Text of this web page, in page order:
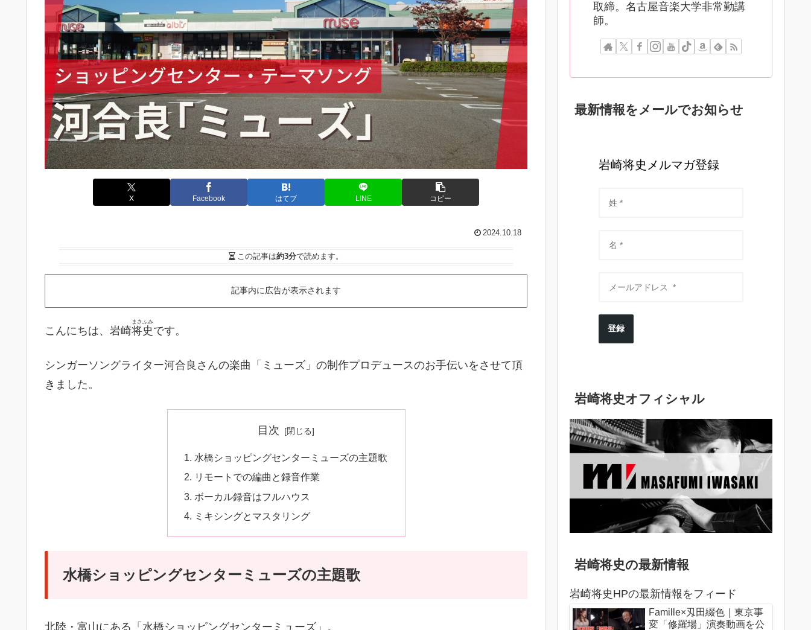
X Facebook はてブ LINE コピー
2024.10.18
この記事は約3分で読めます。
記事内に広告が表示されます
こんにちは、岩崎将史
まさふみ
です。
シンガーソングライター河合良さんの楽曲「ミューズ」の制作プロデュースのお手伝いをさせて頂
きました。
目次
水橋ショッピングセンターミューズの主題歌
リモートでの編曲と録音作業
ボーカル録音はフルハウス
ミキシングとマスタリング
水橋ショッピングセンターミューズの主題歌
北陸・富山にある「水橋ショッピングセンターミューズ」。
取締。名古屋音楽大学非常勤講
師。
最新情報をメールでお知らせ
岩崎将史メルマガ登録
登録
岩崎将史オフィシャル
岩崎将史の最新情報
岩崎将史HPの最新情報をフィード
Famille×刄田綴色｜東京事
変「修羅場」演奏動画を公